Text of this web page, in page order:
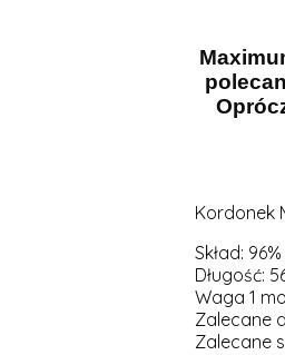
Kordonek
Skład:
Długość:
Waga 1
Zalecane
Zalecane